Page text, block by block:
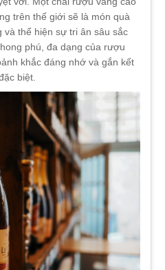
trên thế giới sẽ là món quà
và thể hiện sự tri ân sâu sắc
phú, đa dạng của rượu
khắc đáng nhớ và gắn kết
biệt.